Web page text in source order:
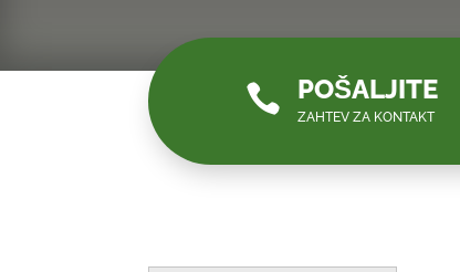
 POŠALJITE
ZAHTEV ZA KONTAKT